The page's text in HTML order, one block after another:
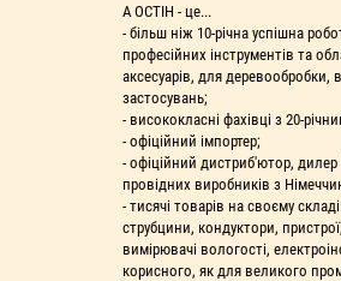
А ОСТІН - це...
- більш ніж 10-річна успішна
професійних інструментів та
аксесуарів, для деревообробки,
застосувань;
- висококласні фахівці з 20-
- офіційний імпортер;
- офіційний дистриб'ютор, дилер
провідних виробників з
- тисячі товарів на своєму
струбцини, кондуктори,
вимірювачі вологості,
корисного, як для великого